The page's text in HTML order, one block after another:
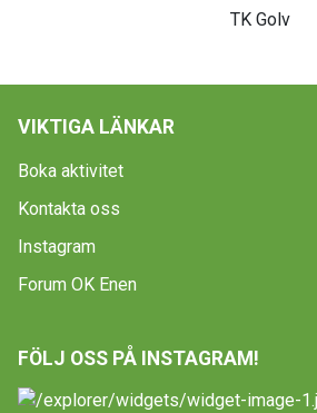
TK Golv
VIKTIGA LÄNKAR
Boka aktivitet
Kontakta oss
Instagram
Forum OK Enen
FÖLJ OSS PÅ INSTAGRAM!